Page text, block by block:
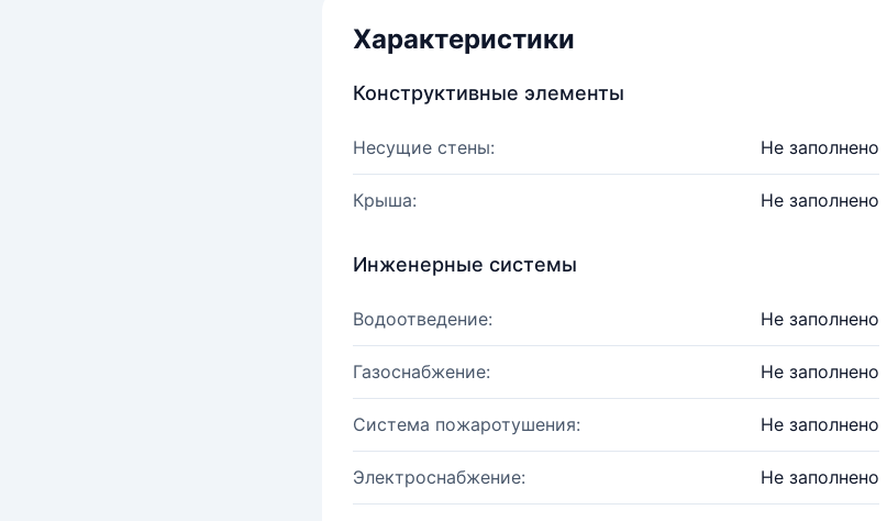
Характеристики
Конструктивные элементы
Несущие стены: Не заполнено
Крыша: Не заполнено
Инженерные системы
Водоотведение: Не заполнено
Газоснабжение: Не заполнено
Система пожаротушения: Не заполнено
Электроснабжение: Не заполнено